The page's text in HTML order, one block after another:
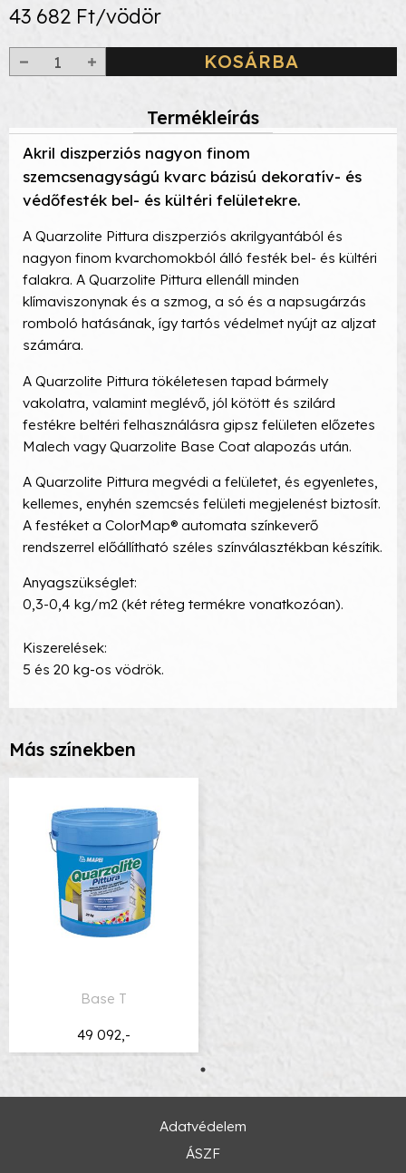
43 682 Ft/vödör
KOSÁRBA
Termékleírás
Akril diszperziós nagyon finom
szemcsenagyságú kvarc bázisú dekoratív- és
védőfesték bel- és kültéri felületekre.
A Quarzolite Pittura diszperziós akrilgyantából és
nagyon finom kvarchomokból álló festék bel- és kültéri
falakra. A Quarzolite Pittura ellenáll minden
klímaviszonynak és a szmog, a só és a napsugárzás
romboló hatásának, így tartós védelmet nyújt az aljzat
számára.
A Quarzolite Pittura tökéletesen tapad bármely
vakolatra, valamint meglévő, jól kötött és szilárd
festékre beltéri felhasználásra gipsz felületen előzetes
Malech vagy Quarzolite Base Coat alapozás után.
A Quarzolite Pittura megvédi a felületet, és egyenletes,
kellemes, enyhén szemcsés felületi megjelenést biztosít.
A festéket a ColorMap® automata színkeverő
rendszerrel előállítható széles színválasztékban készítik.
Anyagszükséglet:
0,3-0,4 kg/m2 (két réteg termékre vonatkozóan).
Kiszerelések:
5 és 20 kg-os vödrök.
Más színekben
49 092,-
Base T
Adatvédelem
ÁSZF